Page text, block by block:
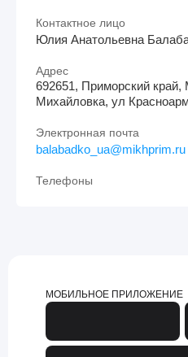
Контактное лицо
Юлия Анатольевна
Адрес
692651, Приморский край,
Михайловка, ул
Электронная почта
balabadko_ua@mikhprim.ru
Телефоны
МОБИЛЬНОЕ ПРИЛОЖЕНИЕ